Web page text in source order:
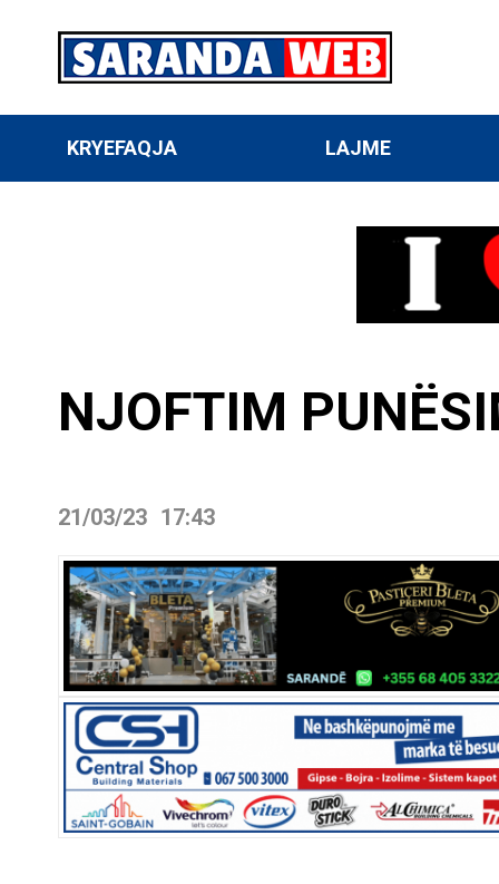
KRYEFAQJA LAJME
NJOFTIM
21/03/23 17:43